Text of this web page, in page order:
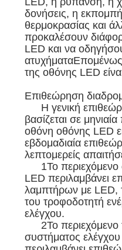
ΜΠΛΟΓΚ
ΖΗΤΉΣΤΕ
ΜΙΑ
ΠΡΟΣΦΟΡΆ
ΧΆΡΤΗΣ
ΙΣΤΌΤΟΠΟΥ
ΠΟΛΙΤΙΚΉ
δονήσεις, η
θερμοκρασίας και
προκαλέσουν
LED και να
της οθόνης LED
Επιθεώρηση
Η γενική
βασίζεται σε
οθόνη οθόνης LED
εβδομαδιαία
λεπτομερείς
1Το
LED περιλαμβάνει
λαμπτήρων με
του τροφοδοτητή
ελέγχου.
2Το
συστήματος